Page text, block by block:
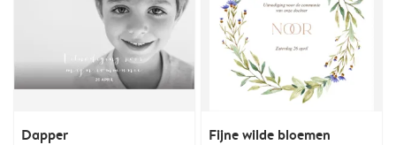
Dapper Fijne wilde bloemen